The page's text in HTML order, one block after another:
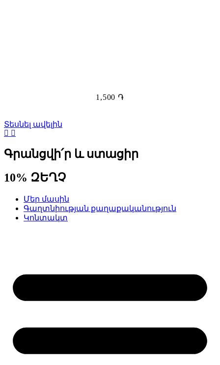
1,500 ֏
Տեսնել ավելին
Գրանցվի՛ր և ստացիր
10% ԶԵՂՉ
Մեր մասին
Գաղտնիության քաղաքականություն
Կոնտակտ